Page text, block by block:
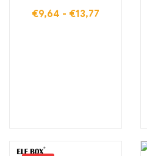
pulssrežiimis
€9,64 - €13,77